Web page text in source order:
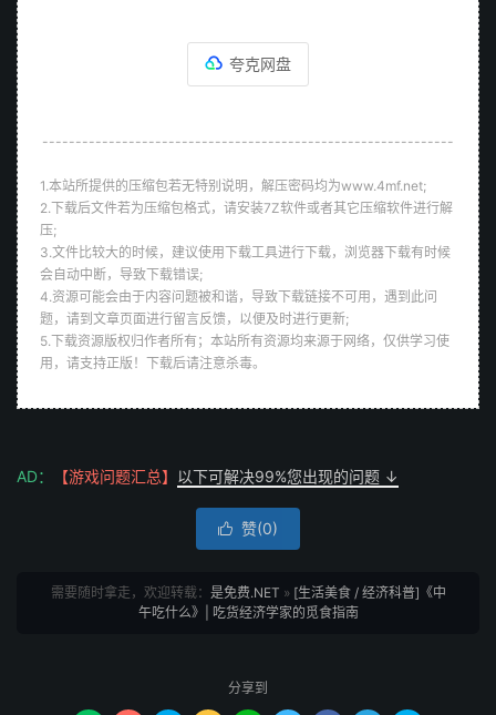
夸克网盘
--------------------------------------------------------------
1.本站所提供的压缩包若无特别说明，解压密码均为www.4mf.net;
2.下载后文件若为压缩包格式，请安装7Z软件或者其它压缩软件进行解
压;
3.文件比较大的时候，建议使用下载工具进行下载，浏览器下载有时候
会自动中断，导致下载错误;
4.资源可能会由于内容问题被和谐，导致下载链接不可用，遇到此问
题，请到文章页面进行留言反馈，以便及时进行更新;
5.下载资源版权归作者所有；本站所有资源均来源于网络，仅供学习使
用，请支持正版！下载后请注意杀毒。
AD： 【游戏问题汇总】 以下可解决99%您出现的问题 ↓
 赞(0)
需要随时拿走，欢迎转载： 是免费.NET » [生活美食 / 经济科普]《中
午吃什么》| 吃货经济学家的觅食指南
分享到